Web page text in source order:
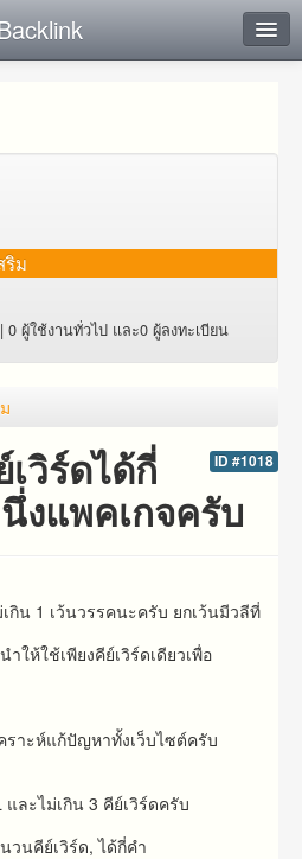
ไม่?
ริม
ผู้ใช้งานทั่วไป และ0 ผู้ลงทะเบียน
ID #1018
วิร์ดได้กี่
งแพคเกจครับ
กิน 1 เว้นวรรคนะครับ ยกเว้นมีวลีที่
ให้ใช้เพียงคีย์เวิร์ดเดียวเพื่อ
ราะห์แก้ปัญหาทั้งเว็บไซต์ครับ
ละ​ไม่​เกิน​ 3 คีย์เวิร์ด​ครับ​
วนคีย์เวิร์ด, ได้กี่คำ